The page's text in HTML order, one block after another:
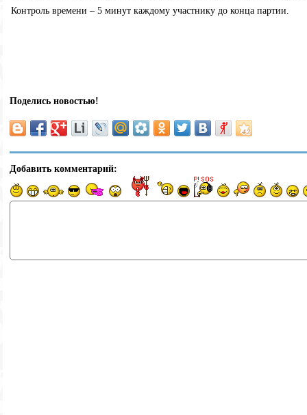
Контроль времени – 5 минут каждому участнику до конца партии.
Поделись новостью!
Добавить комментарий: